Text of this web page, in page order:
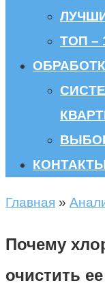
ТОП –
Главная »
Почему
очистить